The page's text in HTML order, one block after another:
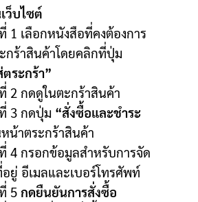
ว็บไซต์
1 เลือกหนังสือที่คงต้องการ
กร้าสินค้าโดยคลิกที่ปุ่ม
ระกร้า”
2 กดดูในตะกร้าสินค้า
3 กดปุ่ม “สั่งซื้อและชำระ
น้าตระกร้าสินค้า
4 กรอกข้อมูลสำหรับการจัด
ยู่ อีเมลและเบอร์โทรศัพท์
5กดยืนยันการสั่งซื้อ